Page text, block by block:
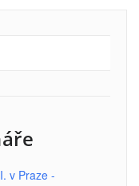
v Praze -